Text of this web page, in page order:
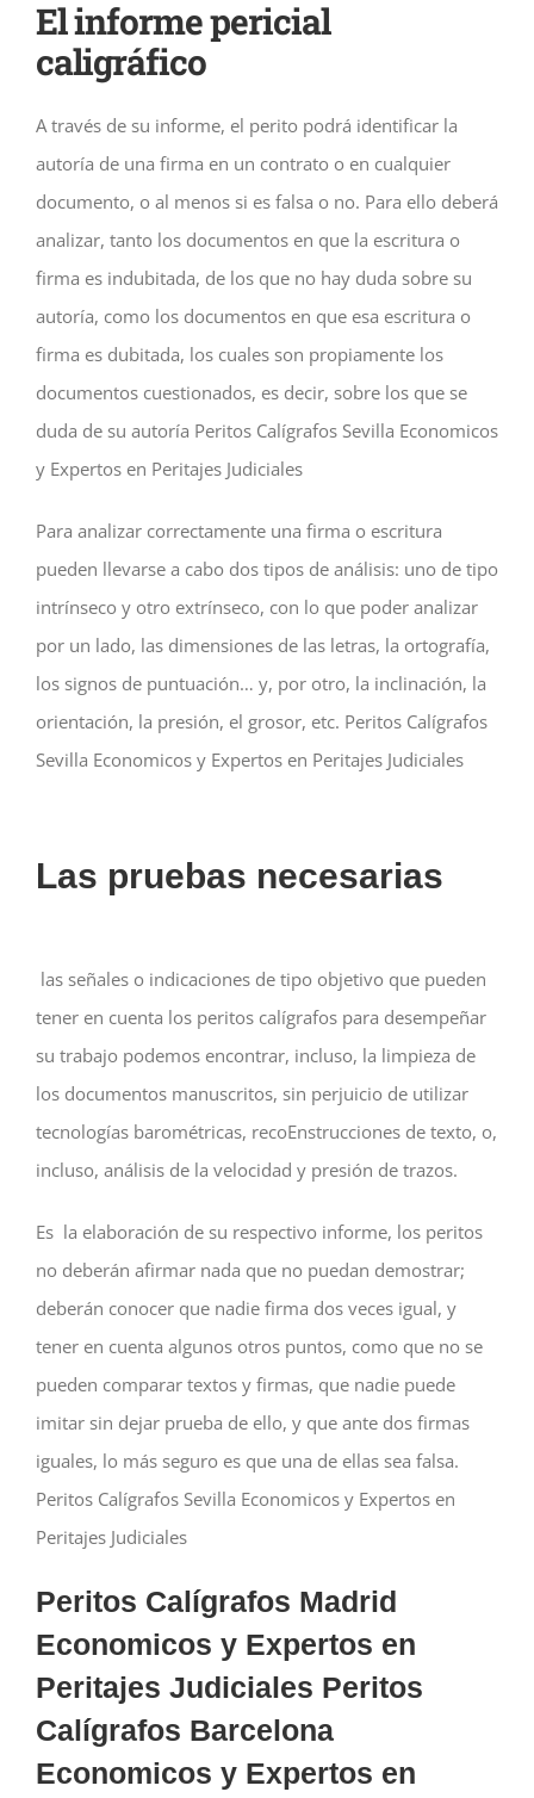
El informe pericial
caligráfico
A través de su informe, el perito podrá identificar la
autoría de una firma en un contrato o en cualquier
documento, o al menos si es falsa o no. Para ello deberá
analizar, tanto los documentos en que la escritura o
firma es indubitada, de los que no hay duda sobre su
autoría, como los documentos en que esa escritura o
firma es dubitada, los cuales son propiamente los
documentos cuestionados, es decir, sobre los que se
duda de su autoría Peritos Calígrafos Sevilla Economicos
y Expertos en Peritajes Judiciales
Para analizar correctamente una firma o escritura
pueden llevarse a cabo dos tipos de análisis: uno de tipo
intrínseco y otro extrínseco, con lo que poder analizar
por un lado, las dimensiones de las letras, la ortografía,
los signos de puntuación… y, por otro, la inclinación, la
orientación, la presión, el grosor, etc. Peritos Calígrafos
Sevilla Economicos y Expertos en Peritajes Judiciales
Las pruebas necesarias
las señales o indicaciones de tipo objetivo que pueden
tener en cuenta los peritos calígrafos para desempeñar
su trabajo podemos encontrar, incluso, la limpieza de
los documentos manuscritos, sin perjuicio de utilizar
tecnologías barométricas, recoEnstrucciones de texto, o,
incluso, análisis de la velocidad y presión de trazos.
Esla elaboración de su respectivo informe, los peritos
no deberán afirmar nada que no puedan demostrar;
deberán conocer que nadie firma dos veces igual, y
tener en cuenta algunos otros puntos, como que no se
pueden comparar textos y firmas, que nadie puede
imitar sin dejar prueba de ello, y que ante dos firmas
iguales, lo más seguro es que una de ellas sea falsa.
Peritos Calígrafos Sevilla Economicos y Expertos en
Peritajes Judiciales
Peritos Calígrafos Madrid
Economicos y Expertos en
Peritajes Judiciales Peritos
Calígrafos Barcelona
Economicos y Expertos en